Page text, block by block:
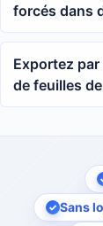
forcés dans
Exportez
de feuilles
Sans